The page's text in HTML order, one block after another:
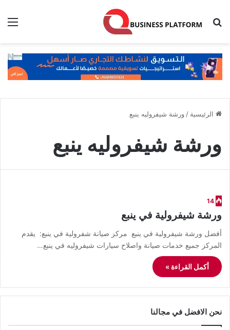
بحث عن
الرئيسية / ورشة شيفروليه ينبع
ورشة شيفروليه ينبع
14
ورشة شيفرولية في ينبع
أفضل ورشة شيفرولية في ينبع مركز صيانة شفرولية في ينبع: يقدم
المركز جميع خدمات صيانة واصلاح سيارات شيفروليه في ينبع…
أكمل القراءة »
نحن الافضل في مجالنا